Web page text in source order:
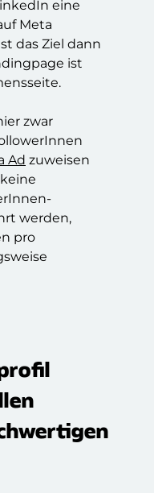
eine
Meta
das Ziel dann
ist
zwar
Ad zuweisen
werden,
pro